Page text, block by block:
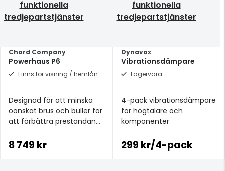
funktionella
tredjepartstjänster
Chord Company
Powerhaus P6
Finns för visning / hemlån
Designad för att minska
oönskat brus och buller för
att förbättra prestandan
8 749 kr
funktionella
tredjepartstjänster
Dynavox
Vibrationsdämpare
Lagervara
4-pack vibrationsdämpare
för högtalare och
komponenter
299 kr/4-pack